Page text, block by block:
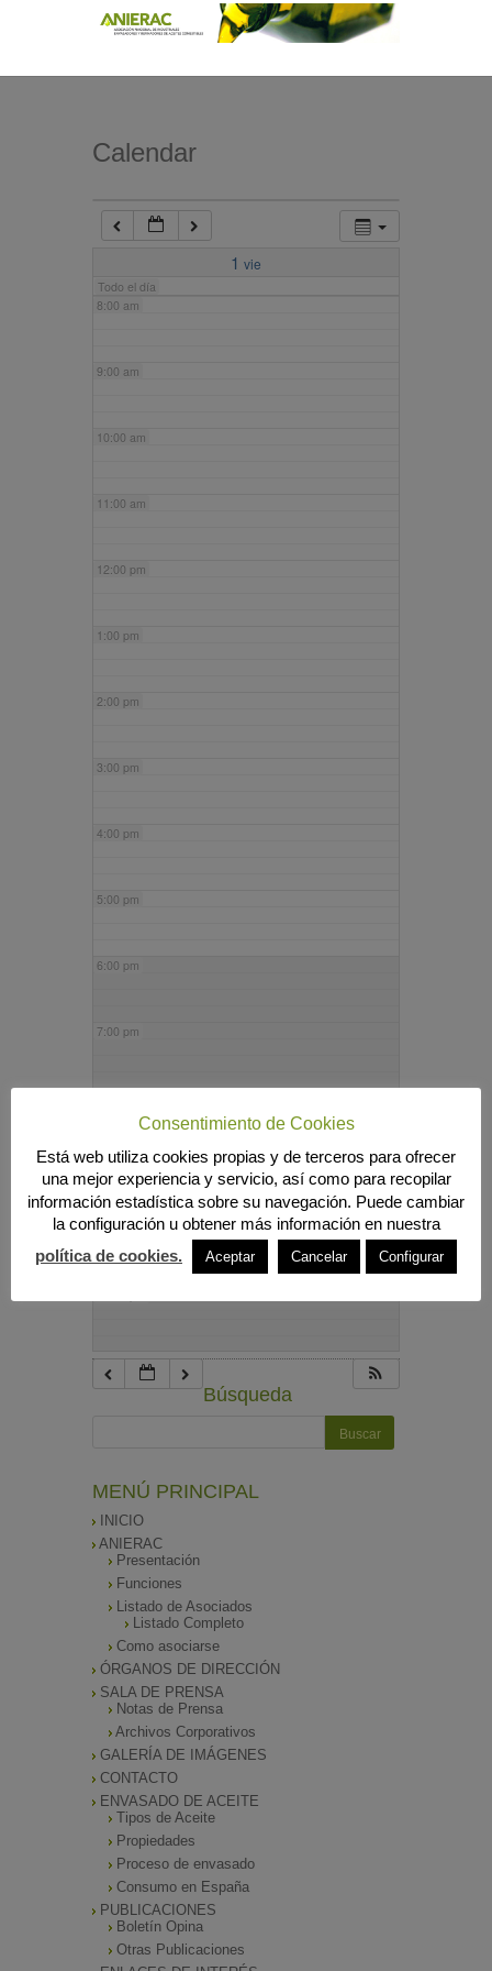
Calendar
1 vie
Todo el día
7:00 am
8:00 am
9:00 am
10:00 am
11:00 am
12:00 pm
1:00 pm
2:00 pm
3:00 pm
4:00 pm
5:00 pm
6:00 pm
7:00 pm
9:00 pm
10:00 pm
Búsqueda
MENÚ PRINCIPAL
INICIO
ANIERAC
Presentación
Funciones
Listado de Asociados
Listado Completo
Como asociarse
ÓRGANOS DE DIRECCIÓN
SALA DE PRENSA
Notas de Prensa
Archivos Corporativos
GALERÍA DE IMÁGENES
CONTACTO
ENVASADO DE ACEITE
Tipos de Aceite
Propiedades
Proceso de envasado
Consumo en España
PUBLICACIONES
Boletín Opina
Otras Publicaciones
Consentimiento de Cookies
Está web utiliza cookies propias y de terceros para ofrecer
una mejor experiencia y servicio, así como para recopilar
información estadística sobre su navegación. Puede cambiar
la configuración u obtener más información en nuestra
política de cookies.
Aceptar Cancelar Configurar